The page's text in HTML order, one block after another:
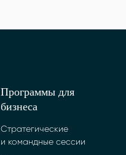
Программы для
бизнеса
Стратегические
и командные сессии